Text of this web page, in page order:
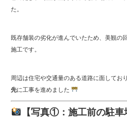
た。
既存舗装の劣化が進んでいたため、美観の
施工です。
周辺は住宅や交通量のある道路に面してお
先に工事を進めました
【写真①：施工前の駐車